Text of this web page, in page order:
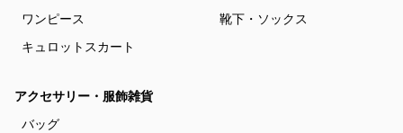
ワンピース
キュロットスカート
靴下・ソックス
アクセサリー・服飾雑貨
バッグ